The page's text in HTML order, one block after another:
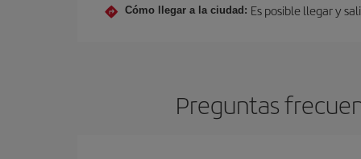
Cómo llegar a la ciudad: Es posible llegar y
Preguntas